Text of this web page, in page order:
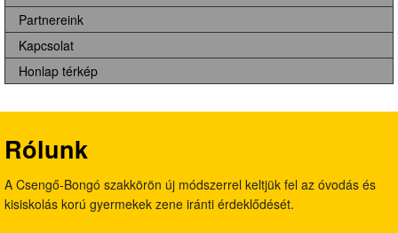
Partnereink
Kapcsolat
Honlap térkép
Rólunk
A Csengő-Bongó szakkörön új módszerrel keltjük fel az óvodás és
kisiskolás korú gyermekek zene iránti érdeklődését.